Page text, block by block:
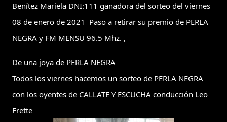
Benítez Mariela DNI:111 ganadora del sorteo del viernes
08 de enero de 2021  Paso a retirar su premio de PERLA
NEGRA y FM MENSU 96.5 Mhz. ,
De una joya de PERLA NEGRA
Todos los viernes hacemos un sorteo de PERLA NEGRA
con los oyentes de CALLATE Y ESCUCHA conducción Leo
Frette